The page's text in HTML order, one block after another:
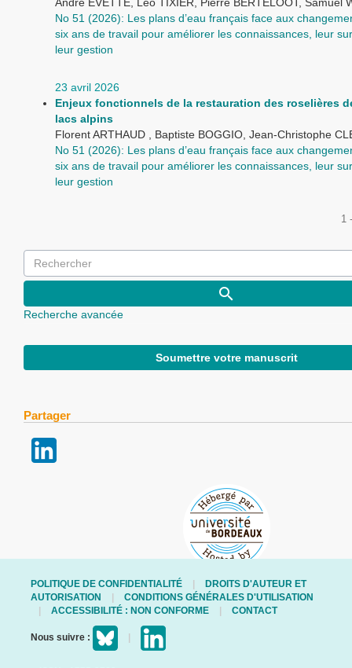
No 51 (2026): Les plans d’eau français face aux
six ans de travail pour améliorer les connaissances, leur
leur gestion
23 avril 2026
Enjeux fonctionnels de la restauration des roselières
lacs alpins
Florent ARTHAUD , Baptiste BOGGIO, Jean-Christophe
No 51 (2026): Les plans d’eau français face aux
six ans de travail pour améliorer les connaissances, leur
leur gestion
1
Recherche avancée
Soumettre votre manuscrit
Partager
POLITIQUE DE CONFIDENTIALITÉ
DROITS D'AUTEUR ET
AUTORISATION
CONDITIONS GÉNÉRALES D'UTILISATION
ACCESSIBILITÉ : NON CONFORME
CONTACT
Nous suivre :